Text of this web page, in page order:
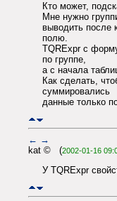
Кто может,
Мне нужно
выводить после
полю.
TQRExpr с
по группе,
а с начала
Как сделать,
суммировались
данные только
← →
kat © (2002-01-16
У TQRExpr